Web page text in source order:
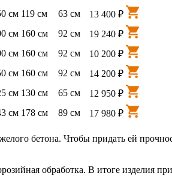
см 119 см 63 см
13 400 ₽
см 160 см 92 см
19 240 ₽
см 160 см 92 см
10 200 ₽
см 160 см 92 см
14 200 ₽
см 130 см 65 см
12 950 ₽
см 178 см 89 см 17 980 ₽
бетона. Чтобы придать ей
обработка. В итоге изделия